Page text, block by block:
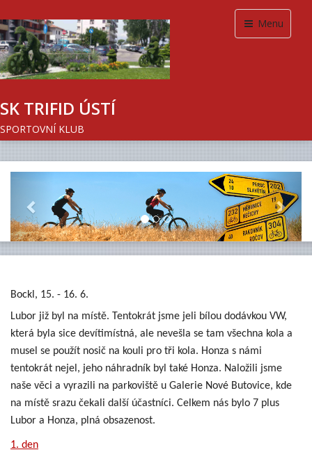
Menu
SK TRIFID ÚSTÍ
SPORTOVNÍ KLUB
Next
Bockl, 15. - 16. 6.
Lubor již byl na místě. Tentokrát jsme jeli bílou dodávkou VW,
která byla sice devítimístná, ale nevešla se tam všechna kola a
musel se použít nosič na kouli pro tři kola. Honza s námi
tentokrát nejel, jeho náhradník byl také Honza. Naložili jsme
naše věci a vyrazili na parkoviště u Galerie Nové Butovice, kde
na místě srazu čekali další účastníci. Celkem nás bylo 7 plus
Lubor a Honza, plná obsazenost.
1. den